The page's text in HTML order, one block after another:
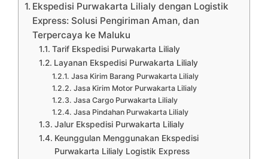
Ekspedisi Purwakarta Lilialy dengan Logistik
Express: Solusi Pengiriman Aman, dan
Terpercaya ke Maluku
Tarif Ekspedisi Purwakarta Lilialy
Layanan Ekspedisi Purwakarta Lilialy
Jasa Kirim Barang Purwakarta Lilialy
Jasa Kirim Motor Purwakarta Lilialy
Jasa Cargo Purwakarta Lilialy
Jasa Pindahan Purwakarta Lilialy
Jalur Ekspedisi Purwakarta Lilialy
Keunggulan Menggunakan Ekspedisi
Purwakarta Lilialy Logistik Express